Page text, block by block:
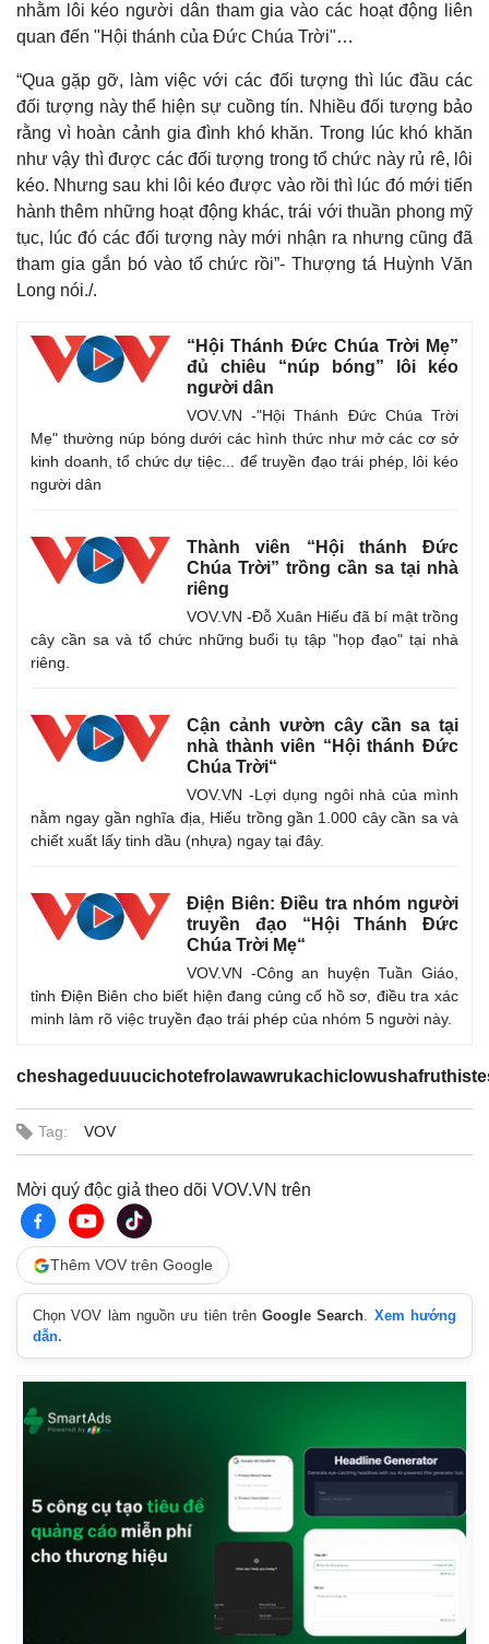
Thế giới
Quan sát
Hồ sơ
nhằm lôi kéo người dân tham gia vào các hoạt động liên
quan đến "Hội thánh của Đức Chúa Trời"…
“Qua gặp gỡ, làm việc với các đối tượng thì lúc đầu các
đối tượng này thể hiện sự cuồng tín. Nhiều đối tượng bảo
rằng vì hoàn cảnh gia đình khó khăn. Trong lúc khó khăn
như vậy thì được các đối tượng trong tổ chức này rủ rê, lôi
kéo. Nhưng sau khi lôi kéo được vào rồi thì lúc đó mới tiến
hành thêm những hoạt động khác, trái với thuần phong mỹ
tục, lúc đó các đối tượng này mới nhận ra nhưng cũng đã
tham gia gắn bó vào tổ chức rồi”- Thượng tá Huỳnh Văn
Long nói./.
“Hội Thánh Đức Chúa Trời Mẹ”
đủ chiêu “núp bóng” lôi kéo
người dân
VOV.VN -"Hội Thánh Đức Chúa Trời
Mẹ" thường núp bóng dưới các hình thức như mở các cơ sở
kinh doanh, tổ chức dự tiệc... để truyền đạo trái phép, lôi kéo
người dân
Thành viên “Hội thánh Đức
Chúa Trời” trồng cần sa tại nhà
riêng
VOV.VN -Đỗ Xuân Hiếu đã bí mật trồng
cây cần sa và tổ chức những buổi tụ tập "họp đạo" tại nhà
riêng.
Cận cảnh vườn cây cần sa tại
nhà thành viên “Hội thánh Đức
Chúa Trời“
VOV.VN -Lợi dụng ngôi nhà của mình
nằm ngay gần nghĩa địa, Hiếu trồng gần 1.000 cây cần sa và
chiết xuất lấy tinh dầu (nhựa) ngay tại đây.
Điện Biên: Điều tra nhóm người
truyền đạo “Hội Thánh Đức
Chúa Trời Mẹ“
VOV.VN -Công an huyện Tuần Giáo,
tỉnh Điện Biên cho biết hiện đang củng cố hồ sơ, điều tra xác
minh làm rõ việc truyền đạo trái phép của nhóm 5 người này.
Tag: VOV
Mời quý độc giả theo dõi VOV.VN trên
Thêm VOV trên Google
Chọn VOV làm nguồn ưu tiên trênGoogle Search. Xem hướng
dẫn.